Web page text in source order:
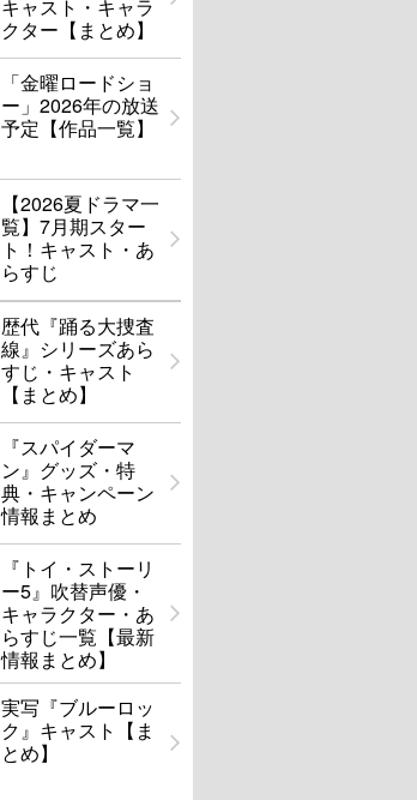
キャスト・キャラ
クター【まとめ】
「金曜ロードショ
ー」2026年の放送
予定【作品一覧】
【2026夏ドラマ一
覧】7月期スター
ト！キャスト・あ
らすじ
歴代『踊る大捜査
線』シリーズあら
すじ・キャスト
【まとめ】
『スパイダーマ
ン』グッズ・特
典・キャンペーン
情報まとめ
『トイ・ストーリ
ー5』吹替声優・
キャラクター・あ
らすじ一覧【最新
情報まとめ】
実写『ブルーロッ
ク』キャスト【ま
とめ】